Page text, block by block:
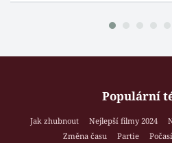
Populární
Jak zhubnout Nejlepší filmy 2024
Změna času
Partie Počasí